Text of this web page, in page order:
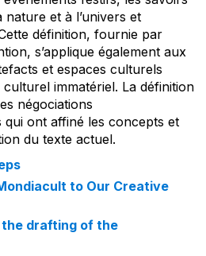
et à l’univers et
définition, fournie par
s’applique également aux
et espaces culturels
immatériel. La définition
négociations
ont affiné les concepts et
du texte actuel.
to Our Creative
drafting of the